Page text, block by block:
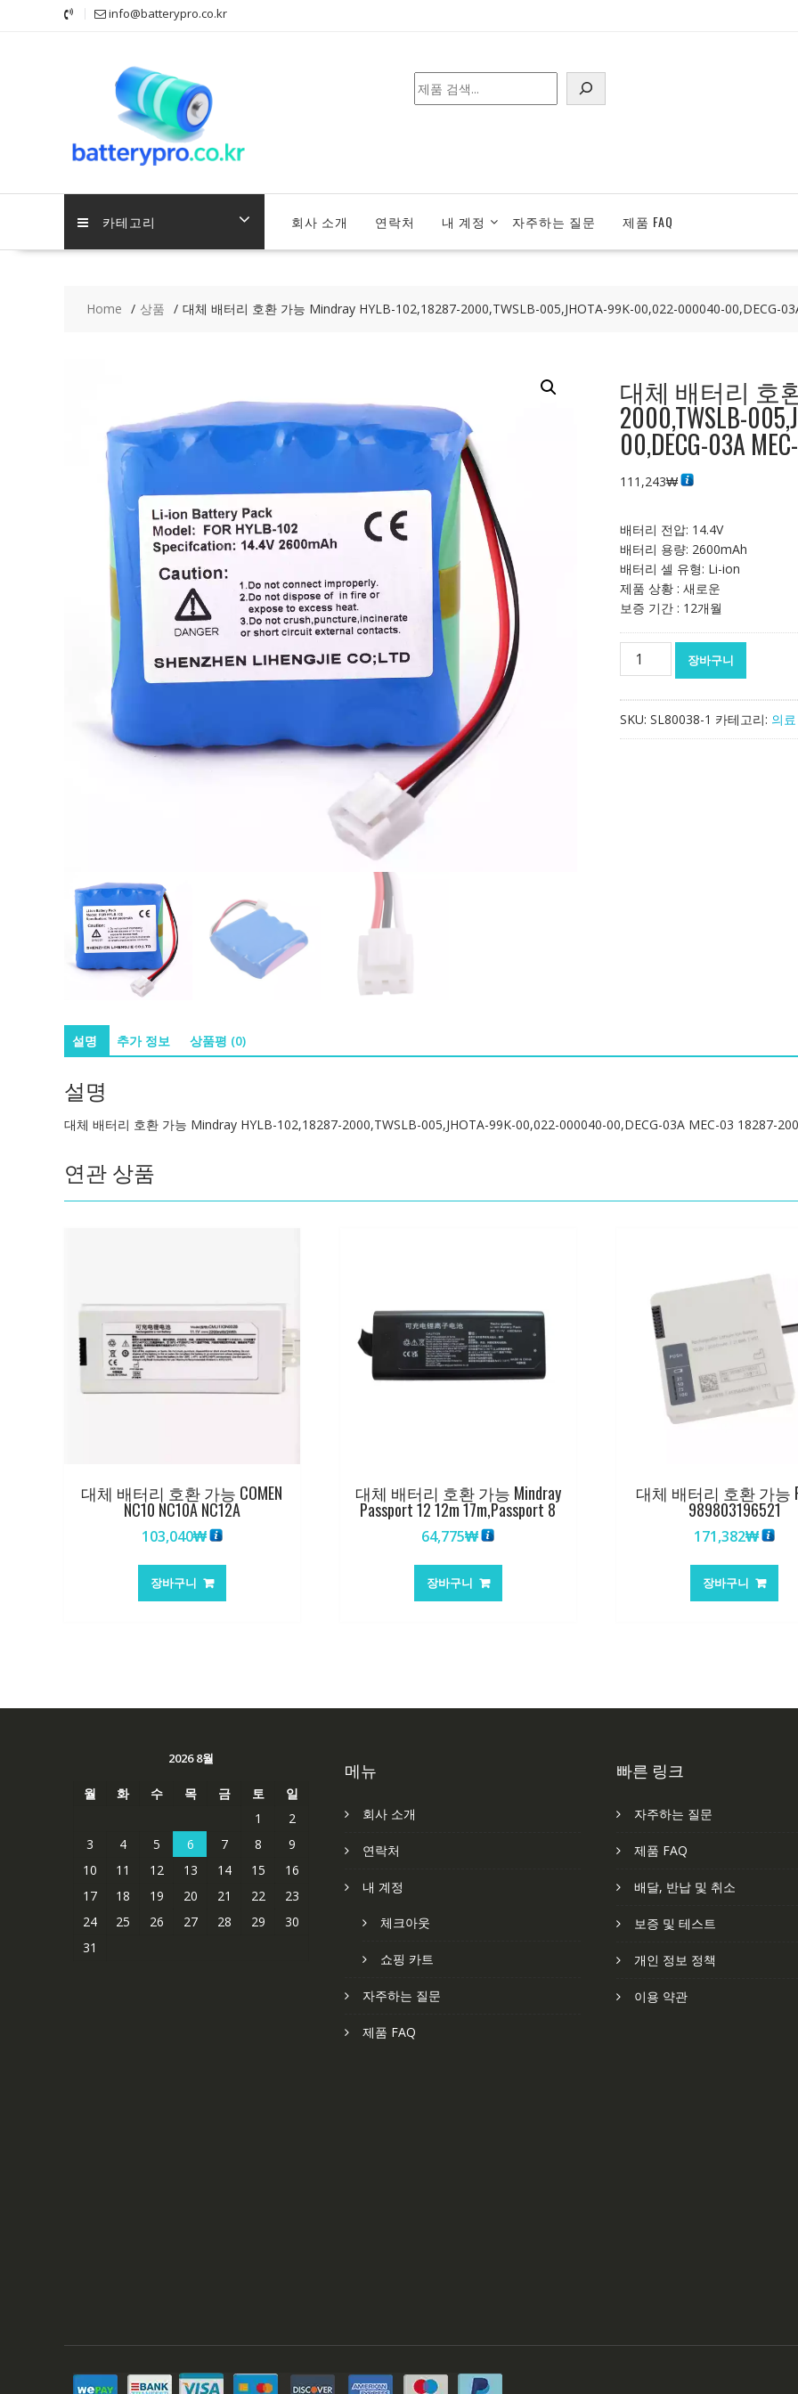
info@batterypro.co.kr
검
색
카테고리 회사 소개 연락처 내 계정 자주하는 질문 제품 FAQ
Home 상품 대체 배터리 호환 가능 Mindray HYLB-102,18287-2000,TWSLB-005,JHOTA-99K-00,022-000040-00,DECG-
대체 배터리 호환
2000,TWSLB-
00,DECG-03A
111,243₩
배터리 전압: 14.4V
배터리 용량: 2600mAh
배터리 셀 유형: Li-ion
제품 상황 : 새로운
보증 기간 : 12개월
리
18287-
량
장바구니
SKU: SL80038-1 카테고리: 의
설명 추가 정보 상품평 (0)
설명
대체 배터리 호환 가능 Mindray HYLB-102,18287-2000,TWSLB-005,JHOTA-99K-00,022-000040-00,DECG-03A MEC-03 18287-
연관 상품
대체 배터리 호환 가능 COMEN
NC10 NC10A NC12A
103,040₩
장바구니
대체 배터리 호환 가능 Mindray
Passport 12 12m 17m,Passport 8
64,775₩
장바구니
대체 배터리 호환 가능
989803196521
171,382₩
장바구니
2026 8월
월 화 수 목 금 토
일
1
2
3
4 5 6 7 8
9
10
11 12 13 14 15
16
17
18 19 20 21 22
23
24
25 26 27 28 29
30
31
메뉴
회사 소개
연락처
내 계정
체크아웃
쇼핑 카트
자주하는 질문
제품 FAQ
빠른 링크
자주하는 질문
제품 FAQ
배달, 반납 및 취소
보증 및 테스트
개인 정보 정책
이용 약관